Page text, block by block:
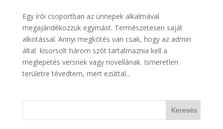
Egy írói csoportban az ünnepek alkalmával
megajándékozzuk egymást. Természetesen saját
alkotással. Annyi megkötés van csak, hogy az admin
által kisorsolt három szót tartalmaznia kell a
meglepetés versnek vagy novellának. Ismeretlen
területre tévedtem, mert ezúttal...